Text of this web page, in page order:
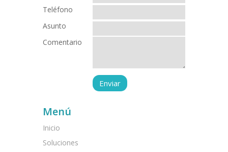
Teléfono
Asunto
Comentario
Menú
Inicio
Soluciones